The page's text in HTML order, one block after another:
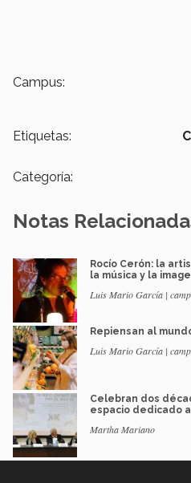
Campus:
Etiquetas:
Categoría:
Notas
Rocío Cerón: la
la música y la
Luis Mario García |
Repiensan al
Luis Mario García |
Celebran dos
espacio dedicado
Martha Mariano